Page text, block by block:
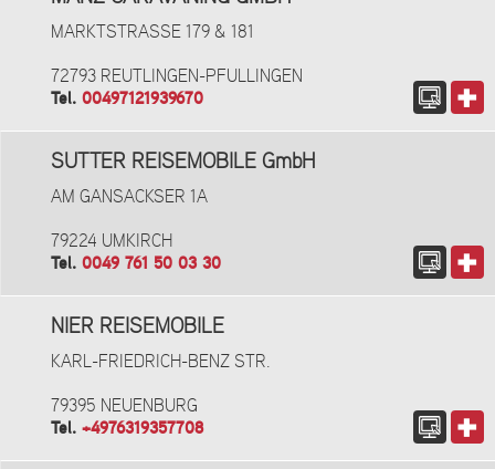
MARKTSTRASSE 179 & 181
72793 REUTLINGEN-PFULLINGEN
Tel. 00497121939670
SUTTER REISEMOBILE GmbH
AM GANSACKSER 1A
79224 UMKIRCH
Tel. 0049 761 50 03 30
NIER REISEMOBILE
KARL-FRIEDRICH-BENZ STR.
79395 NEUENBURG
Tel. +4976319357708